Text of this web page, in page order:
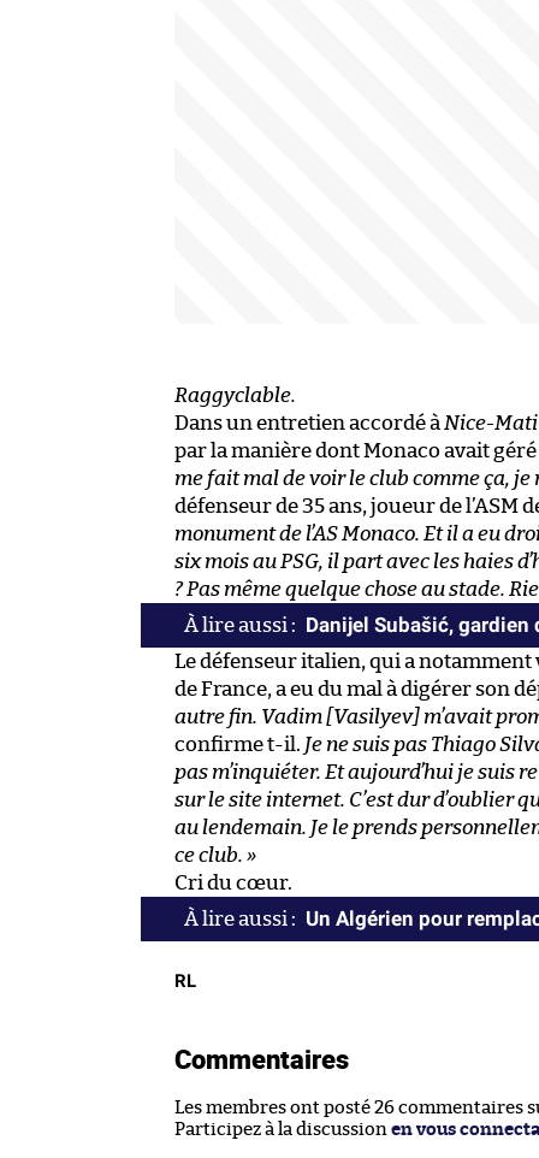
Raggyclable.
Dans un entretien accordé à Nice-
par la manière dont Monaco avait
me fait mal de voir le club comme ça,
défenseur de 35 ans, joueur de l’ASM
monument de l’AS Monaco. Et il a eu
six mois au PSG, il part avec les haies
? Pas même quelque chose au stade.
Danijel Subašić, gardien
Le défenseur italien, qui a notamment
de France, a eu du mal à digérer son
autre fin. Vadim [Vasilyev] m’avait
confirme t-il. Je ne suis pas Thiago
pas m’inquiéter. Et aujourd’hui je suis
sur le site internet. C’est dur d’oublier
au lendemain. Je le prends
ce club. »
Cri du cœur.
Un Algérien pour
RL
Commentaires
Les membres ont posté 26 commentaires
Participez à la discussion en vous